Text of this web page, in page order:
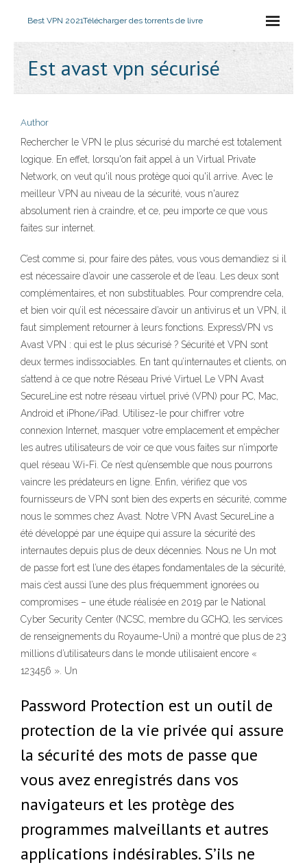
Best VPN 2021Télécharger des torrents de livre
Est avast vpn sécurisé
Author
Rechercher le VPN le plus sécurisé du marché est totalement
logique. En effet, lorsqu'on fait appel à un Virtual Private
Network, on veut qu'il nous protège quoi qu'il arrive. Avec le
meilleur VPN au niveau de la sécurité, vous n'aurez
absolument rien à craindre, et ce, peu importe ce que vous
faites sur internet.
C’est comme si, pour faire des pâtes, vous vous demandiez si il
est nécessaire d’avoir une casserole et de l’eau. Les deux sont
complémentaires, et non substituables. Pour comprendre cela,
et bien voir qu’il est nécessaire d’avoir un antivirus et un VPN, il
faut simplement retourner à leurs fonctions. ExpressVPN vs
Avast VPN : qui est le plus sécurisé ? Sécurité et VPN sont
deux termes indissociables. En tant qu’internautes et clients, on
s’attend à ce que notre Réseau Privé Virtuel Le VPN Avast
SecureLine est notre réseau virtuel privé (VPN) pour PC, Mac,
Android et iPhone/iPad. Utilisez-le pour chiffrer votre
connexion Internet, masquer votre emplacement et empêcher
les autres utilisateurs de voir ce que vous faites sur n’importe
quel réseau Wi-Fi. Ce n’est qu’ensemble que nous pourrons
vaincre les prédateurs en ligne. Enfin, vérifiez que vos
fournisseurs de VPN sont bien des experts en sécurité, comme
nous le sommes chez Avast. Notre VPN Avast SecureLine a
été développé par une équipe qui assure la sécurité des
internautes depuis plus de deux décennies. Nous ne Un mot
de passe fort est l’une des étapes fondamentales de la sécurité,
mais c’est aussi l’une des plus fréquemment ignorées ou
compromises – une étude réalisée en 2019 par le National
Cyber Security Center (NCSC, membre du GCHQ, les services
de renseignements du Royaume-Uni) a montré que plus de 23
millions d’utilisateurs dans le monde utilisaient encore «
123456 ». Un
Password Protection est un outil de
protection de la vie privée qui assure
la sécurité des mots de passe que
vous avez enregistrés dans vos
navigateurs et les protège des
programmes malveillants et autres
applications indésirables. S’ils ne